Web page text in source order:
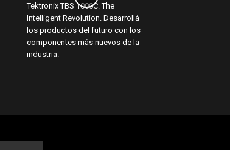
Tektronix TBS 1000C. The
Intelligent Revolution. Desarrollá
los productos del futuro con los
componentes más nuevos de la
industria.